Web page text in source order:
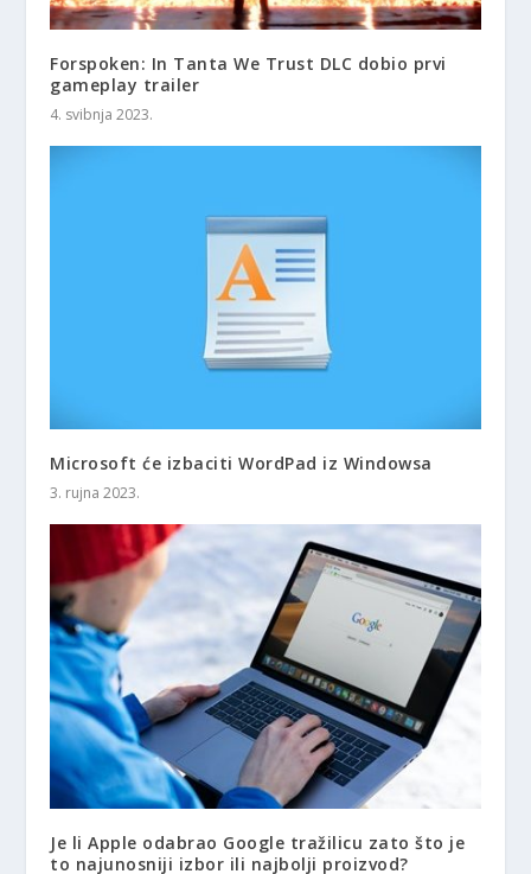
Forspoken: In Tanta We Trust DLC dobio prvi
gameplay trailer
4. svibnja 2023.
Microsoft će izbaciti WordPad iz Windowsa
3. rujna 2023.
Je li Apple odabrao Google tražilicu zato što je
to najunosniji izbor ili najbolji proizvod?